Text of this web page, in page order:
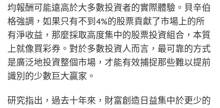
均報酬可能遠高於大多數投資者的實際體驗。貝辛伯
格強調，如果只有不到4%的股票貢獻了市場上的所
有淨收益，那麼採取高度集中的股票投資組合，本質
上就像買彩券。對於多數投資人而言，最可靠的方式
是廣泛地投資整個市場，才能有效捕捉那些難以提前
識別的少數巨大贏家。
研究指出，過去十年來，財富創造日益集中於更少的